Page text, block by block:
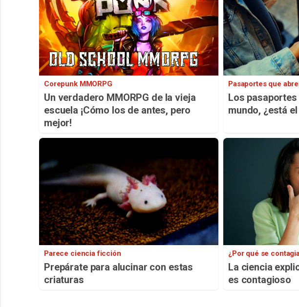
Corepunk MMORPG
Un verdadero MMORPG de la vieja
escuela ¡Cómo los de antes, pero
mejor!
Pasaportes que
Los
mundo, ¿está
Parece ciencia ficción
Prepárate para alucinar con estas
criaturas
¿Por qué se
La ciencia
es contagioso